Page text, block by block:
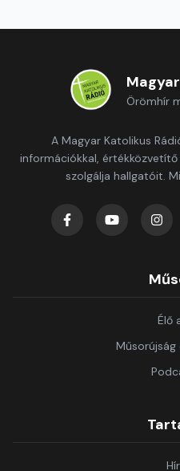
Örömhír
A Magyar Katolikus
információkkal,
szolgálja hallgatóit.
Élő
Műsorújság